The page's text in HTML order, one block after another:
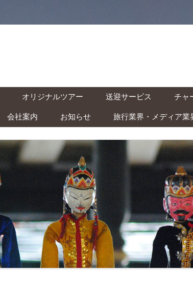
ン
ツ
へ
キ
ッ
プ
・気候・時差 ‐
に ‐ 治安・衛
に ‐ トイレ・
‐
‐ 服装・たば
オリジナルツアー 送迎サービス
空港送迎
駅送迎
都市間送迎
チャ
車
ー
会社案内 お知らせ
ITAS(KITAS)をお持ちの方へ
学生の方へ
子ども連れの方へ
旅行業界・メディア業